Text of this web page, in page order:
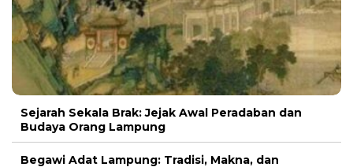
Sejarah Sekala Brak: Jejak Awal Peradaban dan
Budaya Orang Lampung
Begawi Adat Lampung: Tradisi, Makna, dan